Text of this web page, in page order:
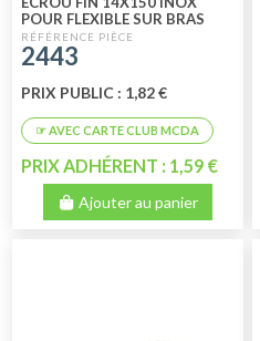
POUR FLEXIBLE SUR BRAS
739
2443
PRIX PUBLIC : 1,82 €
PRIX ADHÉRENT : 1,59 €
Ajouter au panier